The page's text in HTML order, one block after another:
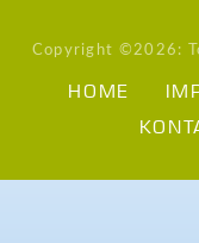
Copyright ©2026:
HOME